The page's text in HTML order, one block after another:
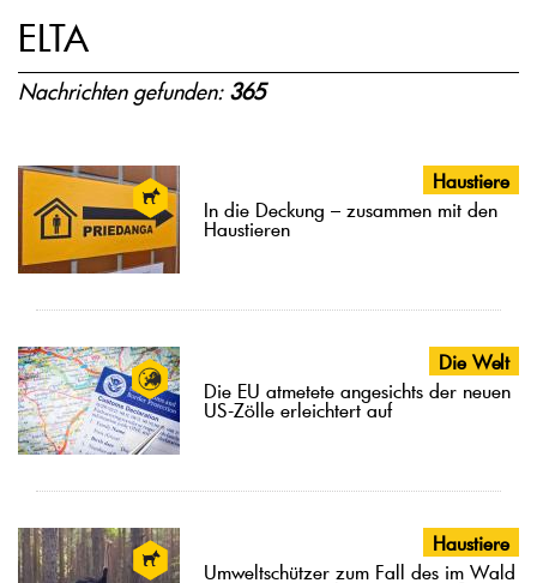
ELTA
Nachrichten gefunden: 365
Haustiere
In die Deckung – zusammen mit den
Haustieren
Die Welt
Die EU atmetete angesichts der neuen
US-Zölle erleichtert auf
Haustiere
Umweltschützer zum Fall des im Wald